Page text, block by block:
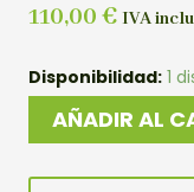
110,00 € IVA
Disponibilidad: 1
PREBONSAI
SILVESTRE
AÑADIR AL